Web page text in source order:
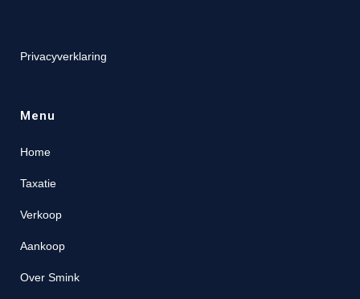
Privacyverklaring
Menu
Home
Taxatie
Verkoop
Aankoop
Over Smink